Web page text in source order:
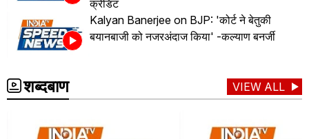
क्रेडिट
Kalyan Banerjee on BJP: 'कोर्ट ने बेतुकी
बयानबाजी को नजरअंदाज किया' -कल्याण बनर्जी
शब्दबाण VIEW ALL